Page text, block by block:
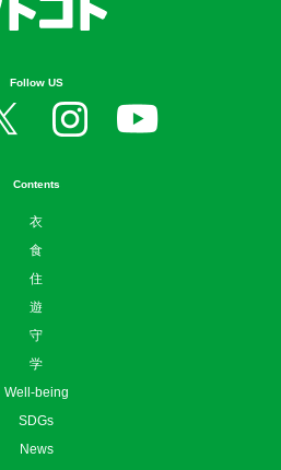
Follow US
Contents
衣
食
住
遊
守
学
Well-being
SDGs
News